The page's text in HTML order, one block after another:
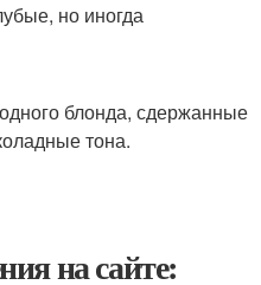
но иногда
блонда, сдержанные
тона.
на сайте: